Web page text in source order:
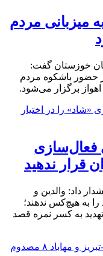
میزبانی مردم
خوزستان گفت:
حضور باشکوه مردم
برگزار می‌شود.
فعال‌سازی
قرار ندهید
داد: والدین و
به هیچ‌کس ندهند؛
به کسر نمره قصد